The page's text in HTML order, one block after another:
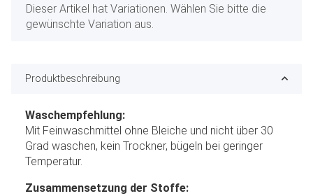
x
Dieser Artikel hat Variationen. Wählen Sie bitte die
gewünschte Variation aus.
Produktbeschreibung
Waschempfehlung:
Mit Feinwaschmittel ohne Bleiche und nicht über 30
Grad waschen, kein Trockner, bügeln bei geringer
Temperatur.
Zusammensetzung der Stoffe: